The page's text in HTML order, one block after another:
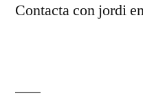
Contacta con jordi